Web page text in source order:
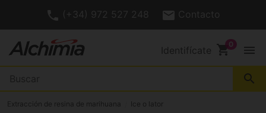
(+34) 972 527 248 Contacto
Identifícate shopping_cart menu
search
Extracción de resina de marihuana Ice o lator